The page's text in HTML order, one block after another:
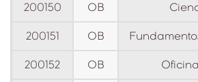
200150 OB
200151 OB
200152 OB